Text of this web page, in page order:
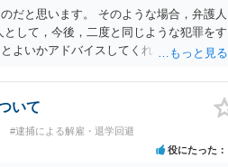
振り方も，そのときだけ偶然大きくなる
ことはないと思います。その雰囲気は，
丈夫です。なお，故意は，主観面の話な
話（故意を否認する話）が実際の状況と
から，逮捕や呼出の可能性はないと思
なので，期間も考えなくて大丈夫で
安に襲われることがないように気をつけ
だと思います。 そのような場合，弁護人
して，今後，二度と同じような犯罪をす
よいかアドバイスしてくれると思いま
利用できる可能性があれば」と考えてい
護人の方と相談して書く内容を打ち合わ
で，弁護人の方と相談してみましょう。
いて
#逮捕による解雇・退学回避
役にたった